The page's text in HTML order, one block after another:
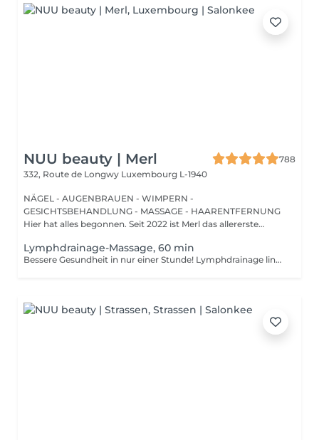
NUU beauty | Merl
788
332, Route de Longwy Luxembourg L-1940
NÄGEL - AUGENBRAUEN - WIMPERN -
GESICHTSBEHANDLUNG - MASSAGE - HAARENTFERNUNG
Hier hat alles begonnen. Seit 2022 ist Merl das allererste
Lymphdrainage-Massage, 60 min
Bessere Gesundheit in nur einer Stunde! Lymphdrainage lindert Schwellungen, die auftreten, wenn medizinische Behandlungen oder Krankheiten Ihr Lymphsystem blockieren. Die Lymphdrainage-Massage beinhaltet das sanfte Manipulieren bestimmter Bereiche Ihres Körpers, um die Lymphbewegung zu einem Bereich mit funktionierenden Lymphgefäßen zu fördern. Vorteile einer Lymphdrainage-Massage: - verbessert das Immunsystem des Körpers - hilft bei Schwellungen nach Verletzungen - löst Spannungen im Körper Wie wird eine Lymphdrainage-Massage durchgeführt? - Kopf und Nacken werden massiert - Schultern und Rücken werden massiert - Hände und Arme werden massiert - Füße und Beine werden massiert - Bauch wird massiert Altersbeschränkungen: es gibt keine Altersbeschränkungen für dieses Verfahren. Empfehlungen nach dem Verfahren: treiben Sie 2-3 Stunden nach dem Eingriff keinen Sport und machen Sie keine scharfen Bewegungen. Häufigkeit: 1-2 Mal pro Woche, insgesamt 10 Mal. Wiederholen Sie dies alle 3-6 Monate.